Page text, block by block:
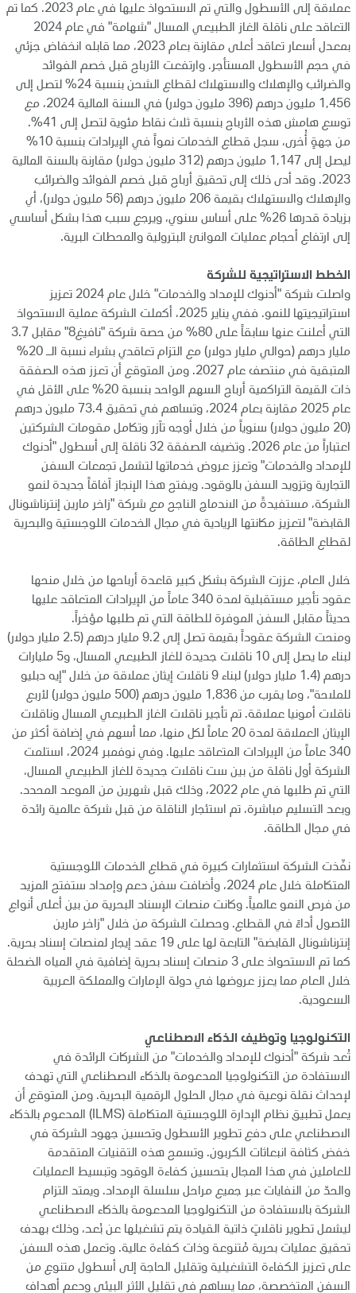
عملاقة إلى الأسطول والتي تم الاستحواذ عليها في عام 2023. كما تم
التعاقد على ناقلة الغاز الطبيعي المسال "شهامة" في عام 2024
بمعدل أسعار تعاقد أعلى مقارنة بعام 2023، مما قابله انخفاض جزئي
في حجم الأسطول المستأجر. وارتفعت الأرباح قبل خصم الفوائد
والضرائب والإهلاك والاستهلاك لقطاع الشحن بنسبة 24% لتصل إلى
1,456 مليون درهم (396 مليون دولار) في السنة المالية 2024، مع
توسع هامش هذه الأرباح بنسبة ثلاث نقاط مئوية لتصل إلى 41%.
من جهةٍ أُخرى، سجل قطاع الخدمات نمواً في الإيرادات بنسبة 10%
ليصل إلى 1,147 مليون درهم (312 مليون دولار) مقارنة بالسنة المالية
2023. وقد أدى ذلك إلى تحقيق أرباح قبل خصم الفوائد والضرائب
والإهلاك والاستهلاك بقيمة 206 مليون درهم (56 مليون دولار)، أي
بزيادة قدرها 26% على أساس سنوي، ويرجع سبب هذا بشكل أساسي
إلى ارتفاع أحجام عمليات الموانئ البترولية والمحطات البرية.
الخطط الاستراتيجية للشركة
واصلت شركة "أدنوك للإمداد والخدمات" خلال عام 2024 تعزيز
استراتيجيتها للنمو. ففي يناير 2025، أكملت الشركة عملية الاستحواذ
التي أعلنت عنها سابقاً على 80% من حصة شركة "نافيغ8" مقابل 3.7
مليار درهم (حوالي مليار دولار) مع التزام تعاقدي بشراء نسبة الـ 20%
المتبقية في منتصف عام 2027. ومن المتوقع أن تعزز هذه الصفقة
ذات القيمة التراكمية أرباح السهم الواحد بنسبة 20% على الأقل في
عام 2025 مقارنة بعام 2024، وتساهم في تحقيق 73.4 مليون درهم
(20 مليون دولار) سنوياً من خلال أوجه تآزر وتكامل مقومات الشركتين
اعتباراً من عام 2026. وتضيف الصفقة 32 ناقلة إلى أسطول "أدنوك
للإمداد والخدمات" وتعزز عروض خدماتها لتشمل تجمعات السفن
التجارية وتزويد السفن بالوقود. ويفتح هذا الإنجاز آفاقاً جديدة لنمو
الشركة، مستفيدةً من الاندماج الناجح مع شركة "زاخر مارين إنترناشونال
القابضة" لتعزيز مكانتها الريادية في مجال الخدمات اللوجستية والبحرية
لقطاع الطاقة.
خلال العام، عززت الشركة بشكل كبير قاعدة أرباحها من خلال منحها
عقود تأجير مستقبلية لمدة 340 عاماً من الإيرادات المتعاقد عليها
حديثاً مقابل السفن الموفرة للطاقة التي تم طلبها مؤخراً.
ومنحت الشركة عقوداً بقيمة تصل إلى 9.2 مليار درهم (2.5 مليار دولار)
لبناء ما يصل إلى 10 ناقلات جديدة للغاز الطبيعي المسال، و5 مليارات
درهم (1.4 مليار دولار) لبناء 9 ناقلات إيثان عملاقة من خلال "إيه دبليو
للملاحة"، وما يقرب من 1,836 مليون درهم (500 مليون دولار) لأربع
ناقلات أمونيا عملاقة. تم تأجير ناقلات الغاز الطبيعي المسال وناقلات
الإيثان العملاقة لمدة 20 عاماً لكل منها، مما أسهم في إضافة أكثر من
340 عاماً من الإيرادات المتعاقد عليها. وفي نوفمبر 2024، استلمت
الشركة أول ناقلة من بين ست ناقلات جديدة للغاز الطبيعي المسال،
التي تم طلبها في عام 2022، وذلك قبل شهرين من الموعد المحدد.
وبعد التسليم مباشرة، تم استئجار الناقلة من قبل شركة عالمية رائدة
في مجال الطاقة.
نفّذت الشركة استثمارات كبيرة في قطاع الخدمات اللوجستية
المتكاملة خلال عام 2024، وأضافت سفن دعم وإمداد ستفتح المزيد
من فرص النمو عالمياً. وكانت منصات الإسناد البحرية من بين أعلى أنواع
الأصول أداءً في القطاع. وحصلت الشركة من خلال "زاخر مارين
إنترناشونال القابضة" التابعة لها على 19 عقد إيجار لمنصات إسناد بحرية.
كما تم الاستحواذ على 3 منصات إسناد بحرية إضافية في المياه الضحلة
خلال العام مما يعزز عروضها في دولة الإمارات والمملكة العربية
السعودية.
التكنولوجيا وتوظيف الذكاء الاصطناعي
تُعد شركة "أدنوك للإمداد والخدمات" من الشركات الرائدة في
الاستفادة من التكنولوجيا المدعومة بالذكاء الاصطناعي التي تهدف
لإحداث نقلة نوعية في مجال الحلول الرقمية البحرية. ومن المتوقع أن
يعمل تطبيق نظام الإدارة اللوجستية المتكاملة (ILMS) المدعوم بالذكاء
الاصطناعي على دفع تطوير الأسطول وتحسين جهود الشركة في
خفض كثافة انبعاثات الكربون. وتسمح هذه التقنيات المتقدمة
للعاملين في هذا المجال بتحسين كفاءة الوقود وتبسيط العمليات
والحدّ من النفايات عبر جميع مراحل سلسلة الإمداد. ويمتد التزام
الشركة بالاستفادة من التكنولوجيا المدعومة بالذكاء الاصطناعي
ليشمل تطوير ناقلاتٍ ذاتية القيادة يتم تشغيلها عن بُعد، وذلك بهدف
تحقيق عمليات بحرية مُتنوعة وذات كفاءة عالية. وتعمل هذه السفن
على تعزيز الكفاءة التشغيلية وتقليل الحاجة إلى أسطول متنوع من
السفن المتخصصة، مما يساهم في تقليل الأثر البيئي ودعم أهداف